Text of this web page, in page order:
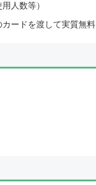
人数等）
ードを渡して実質無料